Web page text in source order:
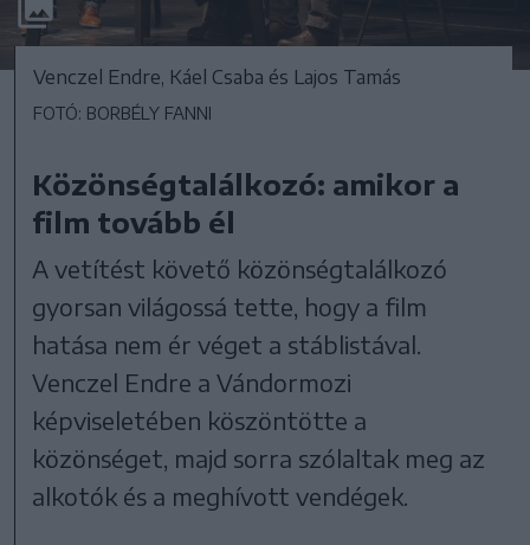
Venczel Endre, Káel Csaba és Lajos Tamás
FOTÓ: BORBÉLY FANNI
Közönségtalálkozó: amikor a
film tovább él
A vetítést követő közönségtalálkozó
gyorsan világossá tette, hogy a film
hatása nem ér véget a stáblistával.
Venczel Endre a Vándormozi
képviseletében köszöntötte a
közönséget, majd sorra szólaltak meg az
alkotók és a meghívott vendégek.